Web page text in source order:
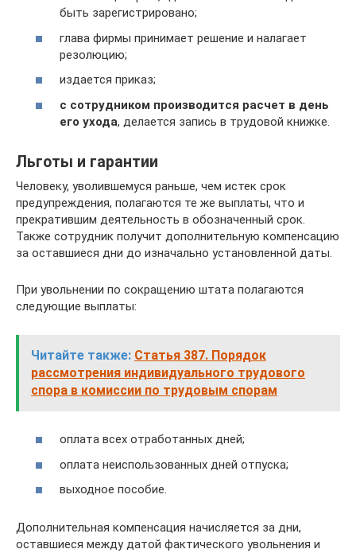
быть зарегистрировано;
глава фирмы принимает решение и налагает
резолюцию;
издается приказ;
с сотрудником производится расчет в день
его ухода, делается запись в трудовой книжке.
Льготы и гарантии
Человеку, уволившемуся раньше, чем истек срок
предупреждения, полагаются те же выплаты, что и
прекратившим деятельность в обозначенный срок.
Также сотрудник получит дополнительную компенсацию
за оставшиеся дни до изначально установленной даты.
При увольнении по сокращению штата полагаются
следующие выплаты:
Читайте также: Статья 387. Порядок
рассмотрения индивидуального трудового
спора в комиссии по трудовым спорам
оплата всех отработанных дней;
оплата неиспользованных дней отпуска;
выходное пособие.
Дополнительная компенсация начисляется за дни,
оставшиеся между датой фактического увольнения и